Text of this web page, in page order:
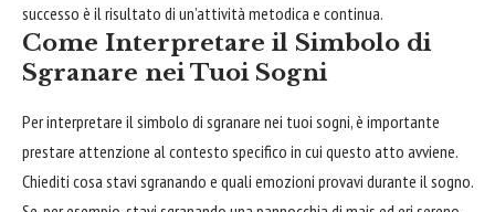
successo è il risultato di un’attività metodica e continua.
Come Interpretare il Simbolo di
Sgranare nei Tuoi Sogni
Per interpretare il simbolo di sgranare nei tuoi sogni, è importante
prestare attenzione al contesto specifico in cui questo atto avviene.
Chiediti cosa stavi sgranando e quali emozioni provavi durante il sogno.